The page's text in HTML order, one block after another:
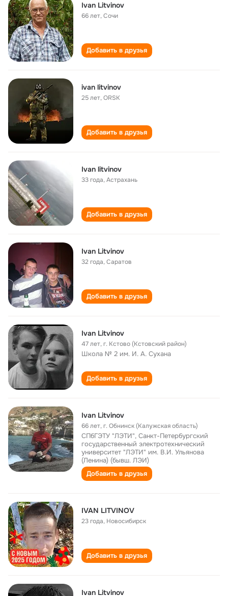
Ivan Litvinov
66 лет,Сочи
Добавить в друзья
ivan litvinov
25 лет,ORSK
Добавить в друзья
Ivan litvinov
33 года,Астрахань
Добавить в друзья
Ivan Litvinov
32 года,Саратов
Добавить в друзья
Ivan Litvinov
47 лет,г. Кстово (Кстовский район)
Школа № 2 им. И. А. Сухана
Добавить в друзья
Ivan Litvinov
66 лет,г. Обнинск (Калужская область)
СПбГЭТУ "ЛЭТИ", Санкт-Петербургский
государственный электротехнический
университет "ЛЭТИ" им. В.И. Ульянова
(Ленина) (бывш. ЛЭИ)
Добавить в друзья
IVAN LITVINOV
23 года, Новосибирск
Добавить в друзья
Ivan Litvinov